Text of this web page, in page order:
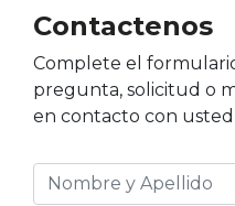
Contactenos
Complete el
pregunta, solicitud o
en contacto con usted